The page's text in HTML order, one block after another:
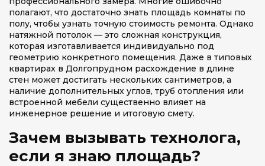
полагают, что достаточно знать площадь комнаты по
полу, чтобы узнать точную стоимость ремонта. Однако
натяжной потолок — это сложная конструкция,
которая изготавливается индивидуально под
геометрию конкретного помещения. Даже в типовых
квартирах в Долгопрудном расхождение в длине
стен может достигать нескольких сантиметров, а
наличие дополнительных углов, труб отопления или
встроенной мебели существенно влияет на
инженерное решение и итоговую смету.
Зачем вызывать технолога,
если я знаю площадь?